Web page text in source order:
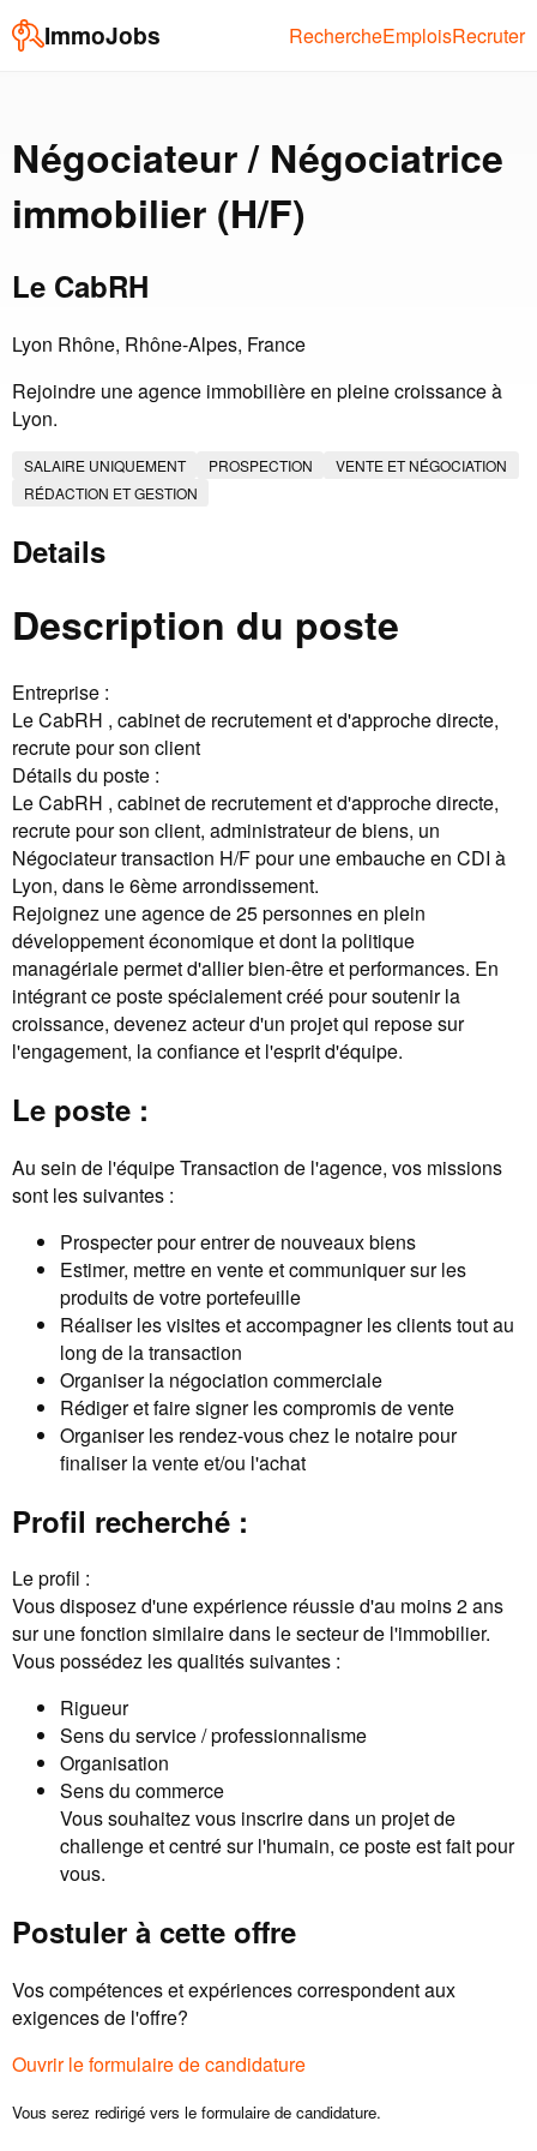
ImmoJobs RechercheEmploisRecruter
Négociateur / Négociatrice
immobilier (H/F)
Le CabRH
Lyon Rhône, Rhône-Alpes, France
Rejoindre une agence immobilière en pleine croissance à
Lyon.
SALAIRE UNIQUEMENT PROSPECTION
VENTE ET NÉGOCIATION
RÉDACTION ET GESTION
Details
Description du poste
Entreprise :
Le CabRH , cabinet de recrutement et d'approche directe,
recrute pour son client
Détails du poste :
Le CabRH , cabinet de recrutement et d'approche directe,
recrute pour son client, administrateur de biens, un
Négociateur transaction H/F pour une embauche en CDI à
Lyon, dans le 6ème arrondissement.
Rejoignez une agence de 25 personnes en plein
développement économique et dont la politique
managériale permet d'allier bien-être et performances. En
intégrant ce poste spécialement créé pour soutenir la
croissance, devenez acteur d'un projet qui repose sur
l'engagement, la confiance et l'esprit d'équipe.
Le poste :
Au sein de l'équipe Transaction de l'agence, vos missions
sont les suivantes :
Prospecter pour entrer de nouveaux biens
Estimer, mettre en vente et communiquer sur les
produits de votre portefeuille
Réaliser les visites et accompagner les clients tout au
long de la transaction
Organiser la négociation commerciale
Rédiger et faire signer les compromis de vente
Organiser les rendez-vous chez le notaire pour
finaliser la vente et/ou l'achat
Profil recherché :
Le profil :
Vous disposez d'une expérience réussie d'au moins 2 ans
sur une fonction similaire dans le secteur de l'immobilier.
Vous possédez les qualités suivantes :
Rigueur
Sens du service / professionnalisme
Organisation
Sens du commerce
Vous souhaitez vous inscrire dans un projet de
challenge et centré sur l'humain, ce poste est fait pour
vous.
Postuler à cette offre
Vos compétences et expériences correspondent aux
exigences de l'offre?
Ouvrir le formulaire de candidature
Vous serez redirigé vers le formulaire de candidature.